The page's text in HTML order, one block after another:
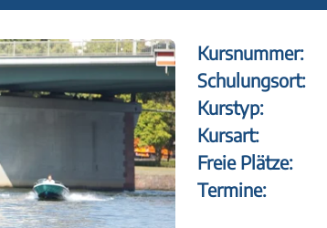
Kursnummer:
Schulungsort:
Kurstyp:
Kursart:
Freie Plätze:
Termine: